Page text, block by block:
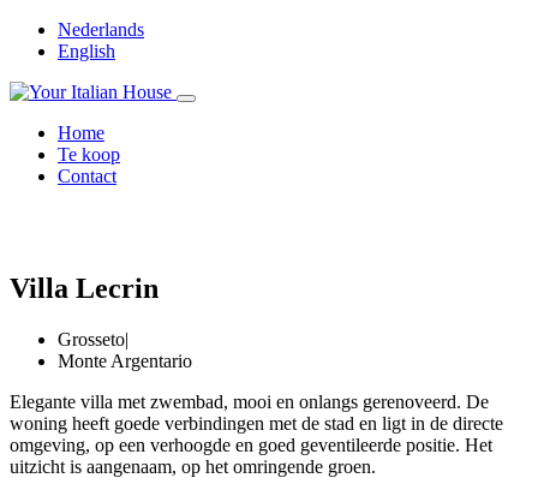
Nederlands
English
Home
Te koop
Contact
Villa Lecrin
Grosseto|
Monte Argentario
Elegante villa met zwembad, mooi en onlangs gerenoveerd. De
woning heeft goede verbindingen met de stad en ligt in de directe
omgeving, op een verhoogde en goed geventileerde positie. Het
uitzicht is aangenaam, op het omringende groen.